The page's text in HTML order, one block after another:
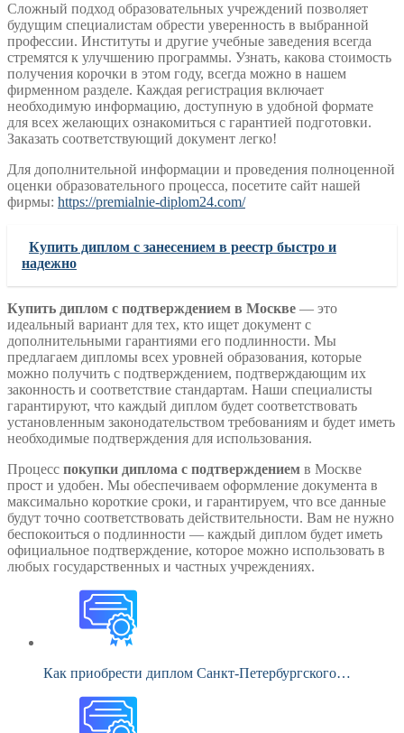
Сложный подход образовательных учреждений позволяет
будущим специалистам обрести уверенность в выбранной
профессии. Институты и другие учебные заведения всегда
стремятся к улучшению программы. Узнать, какова стоимость
получения корочки в этом году, всегда можно в нашем
фирменном разделе. Каждая регистрация включает
необходимую информацию, доступную в удобной формате
для всех желающих ознакомиться с гарантией подготовки.
Заказать соответствующий документ легко!
Для дополнительной информации и проведения полноценной
оценки образовательного процесса, посетите сайт нашей
фирмы: https://premialnie-diplom24.com/
Купить диплом с занесением в реестр быстро и
надежно
Купить диплом с подтверждением в Москве — это
идеальный вариант для тех, кто ищет документ с
дополнительными гарантиями его подлинности. Мы
предлагаем дипломы всех уровней образования, которые
можно получить с подтверждением, подтверждающим их
законность и соответствие стандартам. Наши специалисты
гарантируют, что каждый диплом будет соответствовать
установленным законодательством требованиям и будет иметь
необходимые подтверждения для использования.
Процесс покупки диплома с подтверждением в Москве
прост и удобен. Мы обеспечиваем оформление документа в
максимально короткие сроки, и гарантируем, что все данные
будут точно соответствовать действительности. Вам не нужно
беспокоиться о подлинности — каждый диплом будет иметь
официальное подтверждение, которое можно использовать в
любых государственных и частных учреждениях.
Как приобрести диплом Санкт-Петербургского…